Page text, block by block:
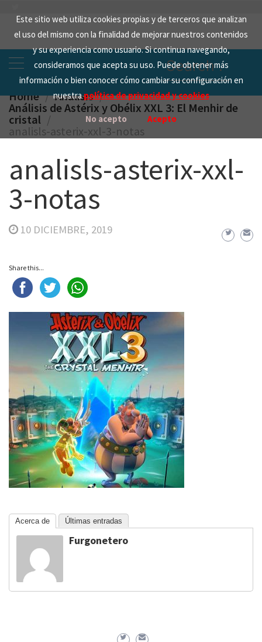
Este sitio web utiliza cookies propias y de terceros que analizan
el uso del mismo con la finalidad de mejorar nuestros contenidos
y su experiencia como usuario. Si continua navegando,
consideramos que acepta su uso. Puede obtener más
información o bien conocer cómo cambiar su configuración en
nuestrapolítica de privacidad y cookies
No acepto Acepto
content
Search
for:
Home Analisis
Análisis de Astérix y Obélix XXL 3: El Menhir de
cristal
analisls-asterix-xxl-3-notas
analisls-asterix-xxl-
3-notas
10 DICIEMBRE, 2019
Share this...
Acerca de Últimas entradas
Furgonetero